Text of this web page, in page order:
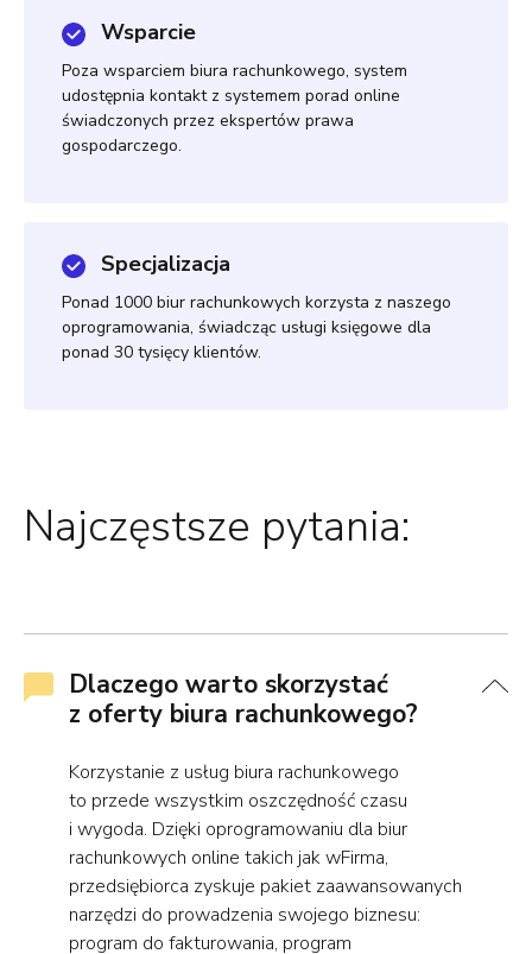
Wsparcie
Poza wsparciem biura rachunkowego, system
udostępnia kontakt z systemem porad online
świadczonych przez ekspertów prawa
gospodarczego.
Specjalizacja
Ponad 1000 biur rachunkowych korzysta z naszego
oprogramowania, świadcząc usługi księgowe dla
ponad 30 tysięcy klientów.
Najczęstsze pytania:
Dlaczego warto skorzystać
z oferty biura rachunkowego?
Korzystanie z usług biura rachunkowego
to przede wszystkim oszczędność czasu
i wygoda. Dzięki oprogramowaniu dla biur
rachunkowych online takich jak wFirma,
przedsiębiorca zyskuje pakiet zaawansowanych
narzędzi do prowadzenia swojego biznesu:
program do fakturowania, program